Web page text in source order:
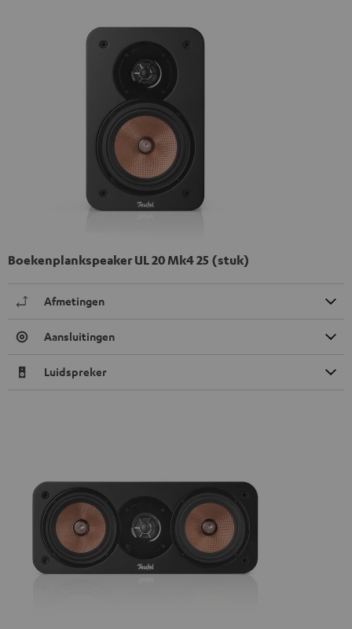
Boekenplankspeaker UL 20 Mk4 25 (stuk)
Afmetingen
Aansluitingen
Luidspreker